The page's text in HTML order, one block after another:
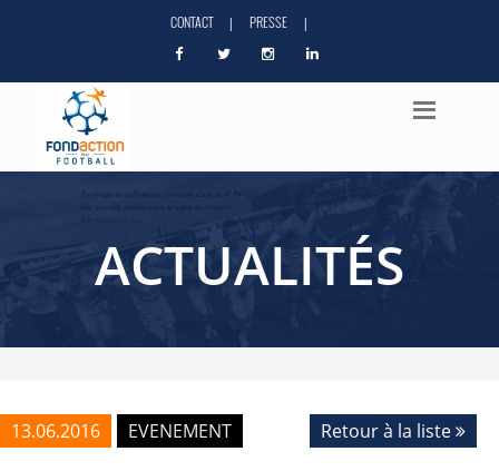
CONTACT | PRESSE |
ACTUALITÉS
13.06.2016 EVENEMENT Retour à la liste